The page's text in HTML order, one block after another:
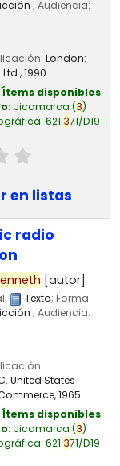
; Audiencia:
London:
1990
Ítems disponibles
Jicamarca (3)
621.371/D19
en listas
radio
[autor]
Texto; Forma
; Audiencia:
United States
1965
Ítems disponibles
Jicamarca (3)
621.371/D19